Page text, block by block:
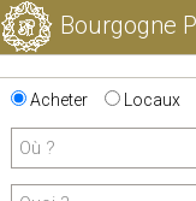
Bourgogne
Acheter Locaux